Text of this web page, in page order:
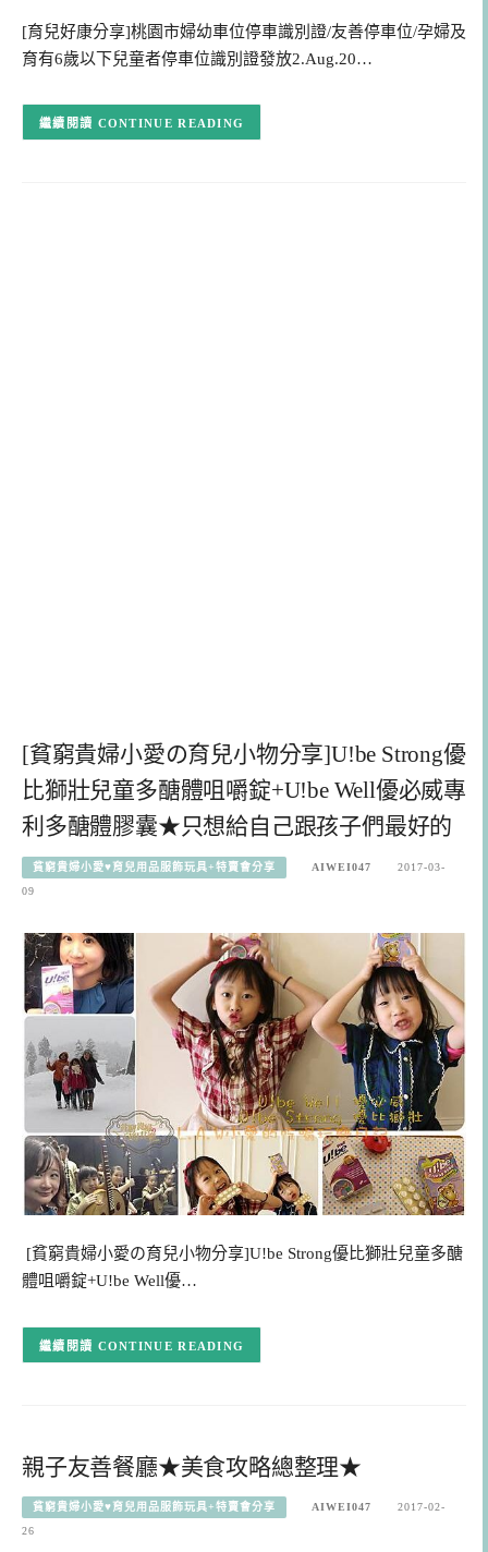
[育兒好康分享]桃園市婦幼車位停車識別證/友善停車位/孕婦及
育有6歲以下兒童者停車位識別證發放2.Aug.20…
CONTINUE READING
[貧窮貴婦小愛の育兒小物分享]U!be Strong優
比獅壯兒童多醣體咀嚼錠+U!be Well優必威專
利多醣體膠囊★只想給自己跟孩子們最好的
貧窮貴婦小愛♥育兒用品服飾玩具+特賣會分享 AIWEI047
2017-03-
09
[貧窮貴婦小愛の育兒小物分享]U!be Strong優比獅壯兒童多醣
體咀嚼錠+U!be Well優…
CONTINUE READING
親子友善餐廳★美食攻略總整理★
貧窮貴婦小愛♥育兒用品服飾玩具+特賣會分享 AIWEI047
2017-02-
26